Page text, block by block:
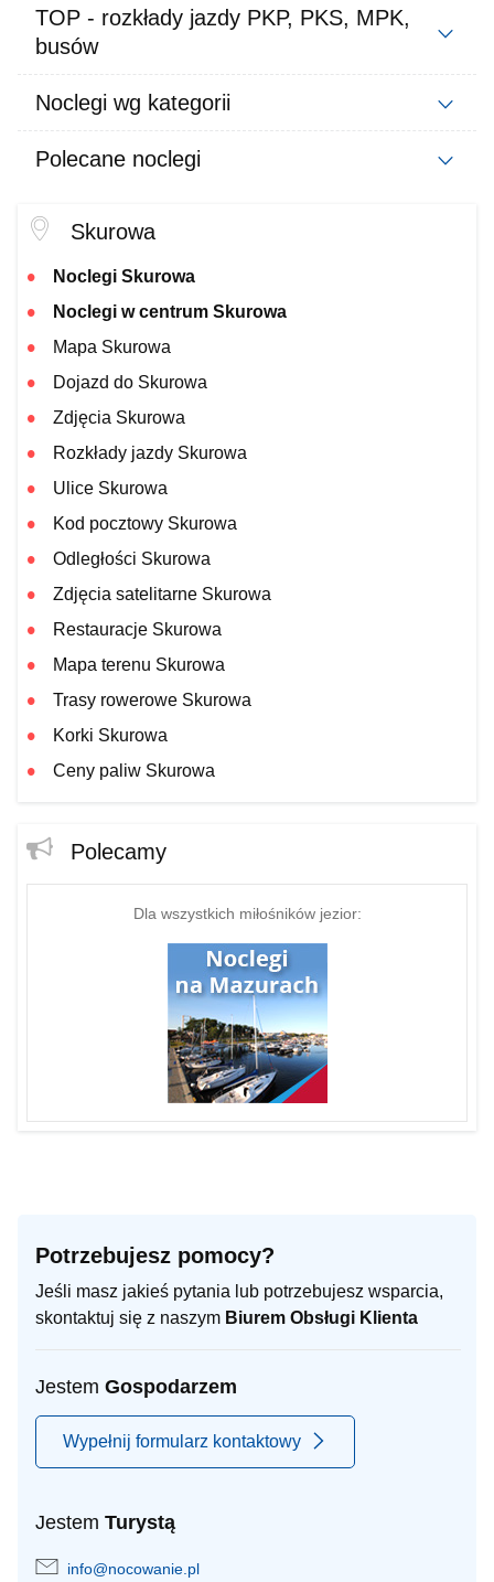
TOP - rozkłady jazdy PKP, PKS, MPK,
busów
Noclegi wg kategorii
Polecane noclegi
Skurowa
Noclegi Skurowa
Noclegi w centrum Skurowa
Mapa Skurowa
Dojazd do Skurowa
Zdjęcia Skurowa
Rozkłady jazdy Skurowa
Ulice Skurowa
Kod pocztowy Skurowa
Odległości Skurowa
Zdjęcia satelitarne Skurowa
Restauracje Skurowa
Mapa terenu Skurowa
Trasy rowerowe Skurowa
Korki Skurowa
Ceny paliw Skurowa
Polecamy
Dla wszystkich miłośników jezior:
Potrzebujesz pomocy?
Jeśli masz jakieś pytania lub potrzebujesz wsparcia,
skontaktuj się z naszym Biurem Obsługi Klienta
Jestem Gospodarzem
Wypełnij formularz kontaktowy
Jestem Turystą
info@nocowanie.pl